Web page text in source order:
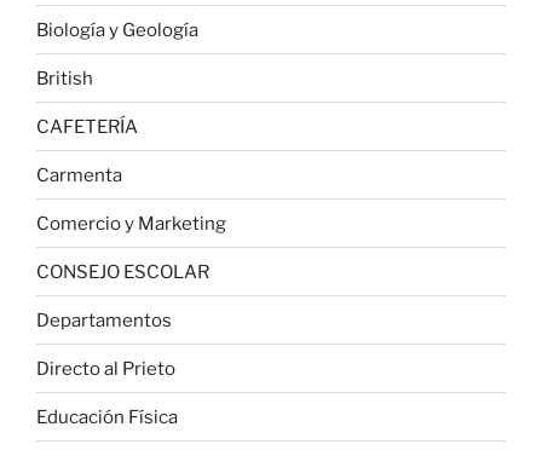
Biología y Geología
British
CAFETERÍA
Carmenta
Comercio y Marketing
CONSEJO ESCOLAR
Departamentos
Directo al Prieto
Educación Física